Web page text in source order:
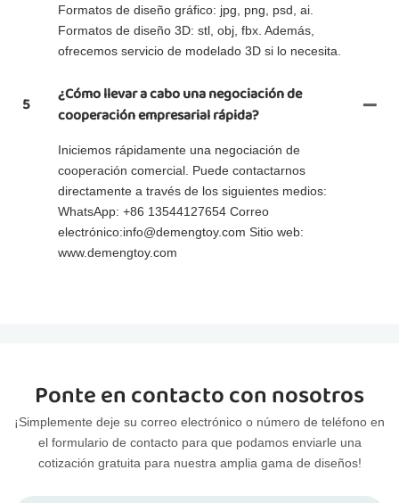
Formatos de diseño gráfico: jpg, png, psd, ai.
Formatos de diseño 3D: stl, obj, fbx. Además,
ofrecemos servicio de modelado 3D si lo necesita.
5
¿Cómo llevar a cabo una negociación de
cooperación empresarial rápida?
Iniciemos rápidamente una negociación de
cooperación comercial. Puede contactarnos
directamente a través de los siguientes medios:
WhatsApp: +86 13544127654 Correo
electrónico:info@demengtoy.com Sitio web:
www.demengtoy.com
Ponte en contacto con nosotros
¡Simplemente deje su correo electrónico o número de teléfono en
el formulario de contacto para que podamos enviarle una
cotización gratuita para nuestra amplia gama de diseños!